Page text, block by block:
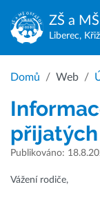
ZŠ a MŠ
Liberec,
Domů Web
Publikováno:
Vážení rodiče,